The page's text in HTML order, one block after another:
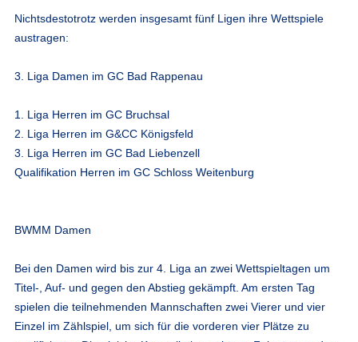
Nichtsdestotrotz werden insgesamt fünf Ligen ihre Wettspiele
austragen:
3. Liga Damen im GC Bad Rappenau
1. Liga Herren im GC Bruchsal
2. Liga Herren im G&CC Königsfeld
3. Liga Herren im GC Bad Liebenzell
Qualifikation Herren im GC Schloss Weitenburg
BWMM Damen
Bei den Damen wird bis zur 4. Liga an zwei Wettspieltagen um
Titel-, Auf- und gegen den Abstieg gekämpft. Am ersten Tag
spielen die teilnehmenden Mannschaften zwei Vierer und vier
Einzel im Zählspiel, um sich für die vorderen vier Plätze zu